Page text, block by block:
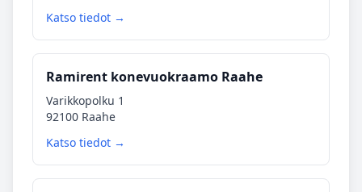
Katso tiedot →
Ramirent konevuokraamo Raahe
Varikkopolku 1
92100 Raahe
Katso tiedot →